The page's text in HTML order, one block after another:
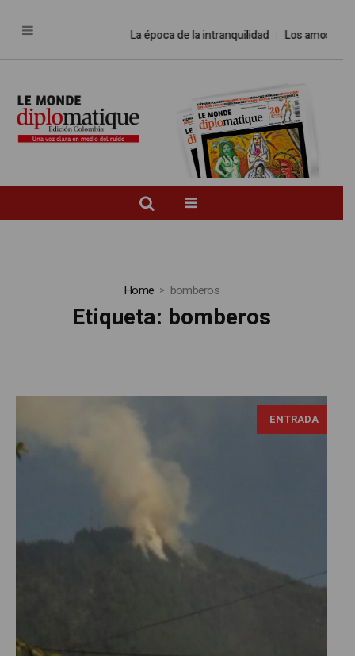
La época de la intranquilidad Los amos del
Home bomberos
Etiqueta: bomberos
ENTRADA